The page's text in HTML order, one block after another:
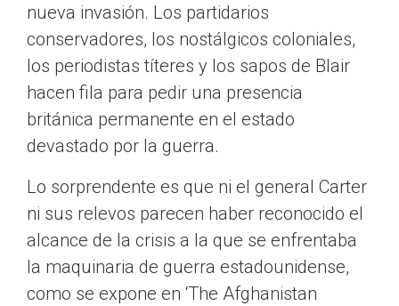
nueva invasión. Los partidarios
conservadores, los nostálgicos coloniales,
los periodistas títeres y los sapos de Blair
hacen fila para pedir una presencia
británica permanente en el estado
devastado por la guerra.
Lo sorprendente es que ni el general Carter
ni sus relevos parecen haber reconocido el
alcance de la crisis a la que se enfrentaba
la maquinaria de guerra estadounidense,
como se expone en ‘The Afghanistan